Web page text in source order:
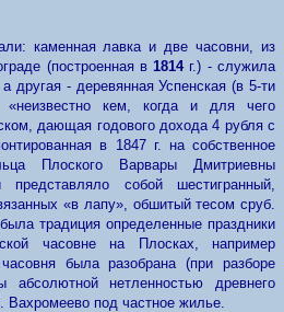
каменная лавка и две часовни, из
(построенная в1814г.) - служила
другая - деревянная Успенская (в 5-ти
«неизвестно кем, когда и для чего
дающая гoдoвого дохода 4 рубля с
в 1847 г. на собственное
Плоского Варвары Дмитриевны
собой шестигранный,
«в лапу», обшитый тесом сруб.
традиция определенные праздники
часовне на Плосках, например
была разобрана (при разборе
нетленностью древнего
Baxpомеево под частное жилье.